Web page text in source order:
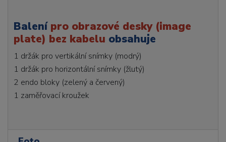
Balení pro obrazové desky (image
plate) bez kabelu obsahuje
1 držák pro vertikální snímky (modrý)
1 držák pro horizontální snímky (žlutý)
2 endo bloky (zelený a červený)
1 zaměřovací kroužek